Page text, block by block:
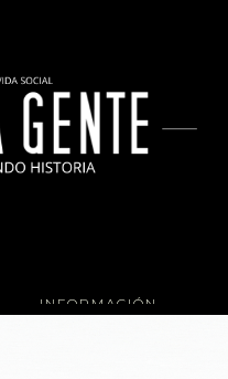
INFORMACIÓN